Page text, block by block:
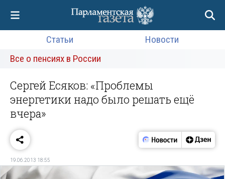
Статьи
Новости
Все о пенсиях в России
Сергей Есяков: «Проблемы
энергетики надо было решать ещё
вчера»
19.06.2013 18:55